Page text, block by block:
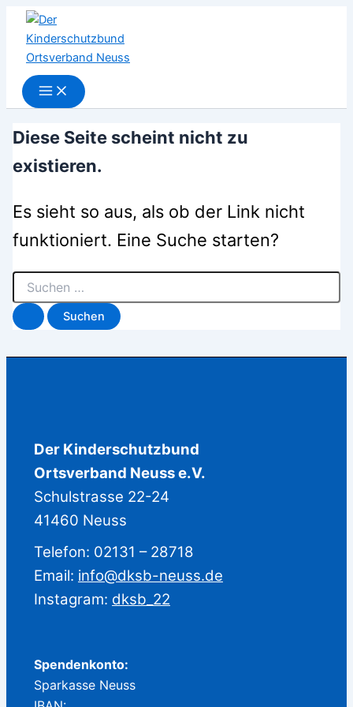
Zum
Inhalt
springen
Diese Seite scheint nicht zu
existieren.
Es sieht so aus, als ob der Link nicht
funktioniert. Eine Suche starten?
nach:
Der Kinderschutzbund
Ortsverband Neuss e.V.
Schulstrasse 22-24
41460 Neuss
Telefon: 02131 – 28718
Email: info@dksb-neuss.de
Instagram: dksb_22
Spendenkonto:
Sparkasse Neuss